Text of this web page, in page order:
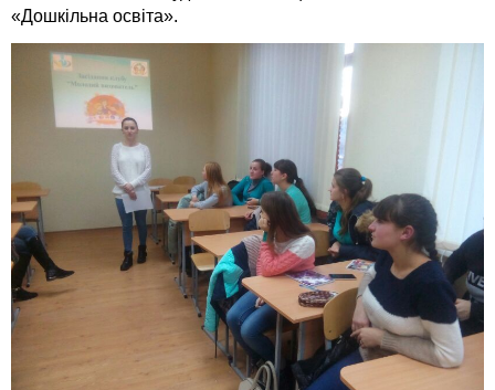
e
b
o
s
e
n
g
e
g
r
m
e
r
s
l
«Дошкільна освіта».